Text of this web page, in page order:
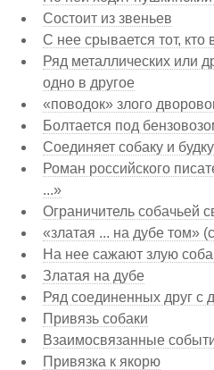
Состоит из звеньев
С нее срывается тот, кто
Ряд металлических или
одно в другое
«поводок» злого
Болтается под
Соединяет собаку и будку
Роман российского
...»
Ограничитель собачьей
«златая ... на дубе том»
На нее сажают злую
Златая на дубе
Ряд соединенных друг с
Привязь собаки
Взаимосвязанные
Привязка к якорю